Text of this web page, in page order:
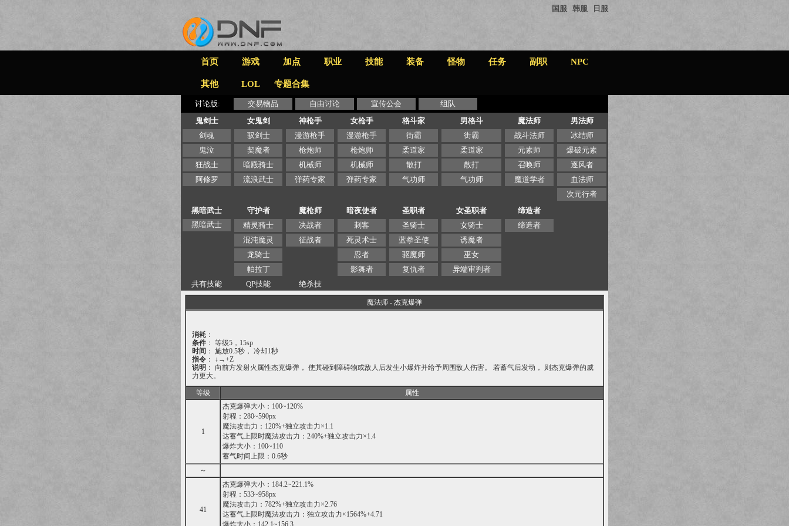
国服 韩服 日服
首页 游戏 加点 职业 技能 装备 怪物 任务 副职 NPC
其他 LOL 专题合集
讨论版: 交易物品 自由讨论 宣传公会
组队
鬼剑士
剑魂
鬼泣
狂战士
阿修罗
女鬼剑
驭剑士
契魔者
暗殿骑士
流浪武士
神枪手
漫游枪手
枪炮师
机械师
弹药专家
女枪手
漫游枪手
枪炮师
机械师
弹药专家
格斗家
街霸
柔道家
散打
气功师
男格斗
街霸
柔道家
散打
气功师
魔法师
战斗法师
元素师
召唤师
魔道学者
男法师
冰结师
爆破元素
逐风者
血法师
次元行者
黑暗武士
黑暗武士
守护者
精灵骑士
混沌魔灵
龙骑士
帕拉丁
魔枪师
决战者
征战者
暗夜使者
刺客
死灵术士
忍者
影舞者
圣职者
圣骑士
蓝拳圣使
驱魔师
复仇者
女圣职者
女骑士
诱魔者
巫女
异端审判者
缔造者
缔造者
共有技能 QP技能 绝杀技
魔法师 - 杰克爆弹
消耗 ：
条件 ： 等级5，15sp
时间 ： 施放0.5秒， 冷却1秒
指令 ： ↓→+Z
说明 ： 向前方发射火属性杰克爆弹， 使其碰到障碍物或敌人后发生小爆炸并给予周围敌人伤害。 若蓄气后发动， 则杰克爆弹的威
力更大。
等级 属性
1
杰克爆弹大小：100~120%
射程：280~590px
魔法攻击力：120%+独立攻击力×1.1
达蓄气上限时魔法攻击力：240%+独立攻击力×1.4
爆炸大小：100~110
蓄气时间上限：0.6秒
～
41
杰克爆弹大小：184.2~221.1%
射程：533~958px
魔法攻击力：782%+独立攻击力×2.76
达蓄气上限时魔法攻击力：独立攻击力×1564%+4.71
爆炸大小：142.1~156.3